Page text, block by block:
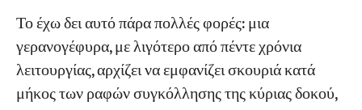
Εργα
γερανό, μάθετε τι αντιμετωπίζει ο γερανός σας
Προετοιμασία επιφάνειας—60% της
διάρκειας ζωής της επίστρωσης εξαρτάται από
Το έχω δει αυτό πάρα πολλές φορές: μια
γερανογέφυρα, με λιγότερο από πέντε χρόνια
λειτουργίας, αρχίζει να εμφανίζει σκουριά κατά
μήκος των ραφών συγκόλλησης της κύριας δοκού,